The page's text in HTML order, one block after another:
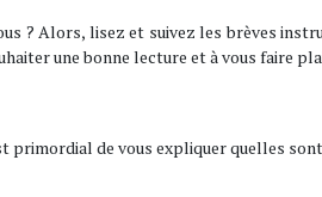
? Alors, lisez et suivez les brèves
une bonne lecture et à vous faire
primordial de vous expliquer quelles